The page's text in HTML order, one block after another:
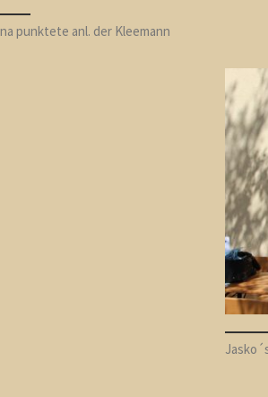
punktete anl. der Kleemann